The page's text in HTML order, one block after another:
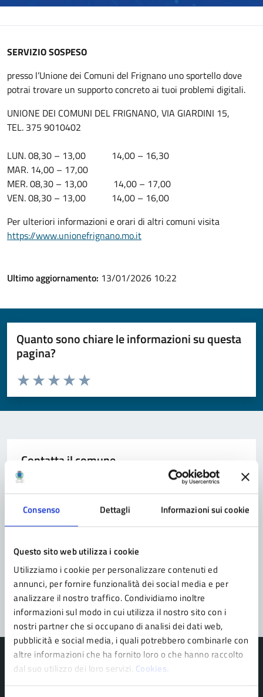
Consenso Dettagli Informazioni sui cookie
Questo sito web utilizza i cookie
Utilizziamo i cookie per personalizzare contenuti ed
annunci, per fornire funzionalità dei social media e per
analizzare il nostro traffico. Condividiamo inoltre
informazioni sul modo in cui utilizza il nostro sito con i
nostri partner che si occupano di analisi dei dati web,
pubblicità e social media, i quali potrebbero combinarle con
altre informazioni che ha fornito loro o che hanno raccolto
dal suo utilizzo dei loro servizi. Cookies.
SERVIZIO SOSPESO
presso l’Unione dei Comuni del Frignano uno sportello dove
potrai trovare un supporto concreto ai tuoi problemi digitali.
UNIONE DEI COMUNI DEL FRIGNANO, VIA GIARDINI 15,
TEL. 375 9010402
LUN. 08,30 – 13,00 14,00 – 16,30
MAR. 14,00 – 17,00
MER. 08,30 – 13,00 14,00 – 17,00
VEN. 08,30 – 13,00 14,00 – 16,00
Per ulteriori informazioni e orari di altri comuni visita
https://www.unionefrignano.mo.it
Ultimo aggiornamento: 13/01/2026 10:22
Quanto sono chiare le informazioni su questa
pagina?
Valuta da 1 a 5 stelle la pagina
Valuta 5 stelle su 5
Valuta 4 stelle su 5
Valuta 3 stelle su 5
Valuta 2 stelle su 5
Valuta 1 stelle su 5
Contatta il comune
Richiedi assistenza
Problemi in città
Segnala disservizio